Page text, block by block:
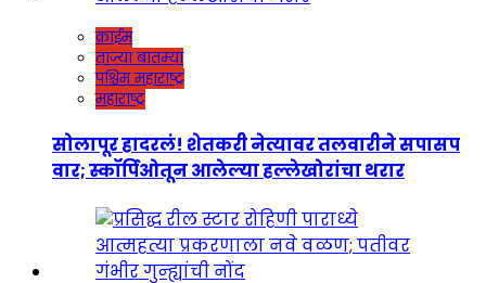
क्राईम
ताज्या बातम्या
पश्चिम महाराष्ट्र
महाराष्ट्र
सोलापूर हादरलं! शेतकरी नेत्यावर तलवारीने सपासप
वार; स्कॉर्पिओतून आलेल्या हल्लेखोरांचा थरार